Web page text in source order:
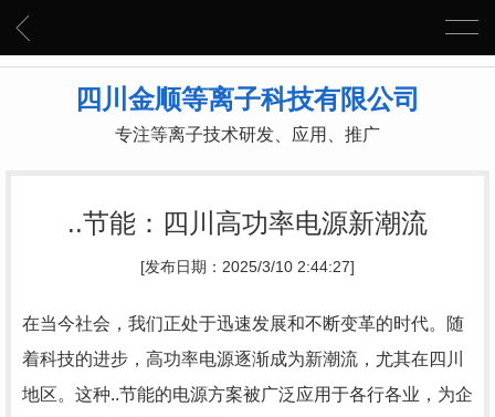
四川金顺等离子科技有限公司
专注等离子技术研发、应用、推广
..节能：四川高功率电源新潮流
[发布日期：2025/3/10 2:44:27]
在当今社会，我们正处于迅速发展和不断变革的时代。随
着科技的进步，高功率电源逐渐成为新潮流，尤其在四川
地区。这种..节能的电源方案被广泛应用于各行各业，为企